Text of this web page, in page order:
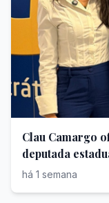
Clau Camargo
deputada
Arujá, ela
há 1 semana